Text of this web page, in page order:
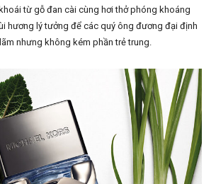
từ gỗ đan cài cùng hơi thở phóng khoáng
hương lý tưởng để các quý ông đương đại định
nhưng không kém phần trẻ trung.